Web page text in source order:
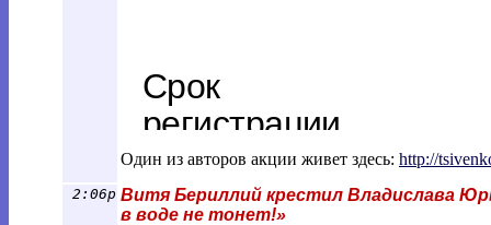
Один из авторов акции живет здесь: http://
2:06p Витя Бериллий крестил Владислава
в воде не тонет!»